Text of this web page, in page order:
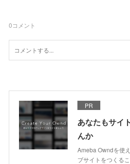
0コメント
PR
あなたもサイ
んか
Ameba Owndを使
ブサイトをつくるこ